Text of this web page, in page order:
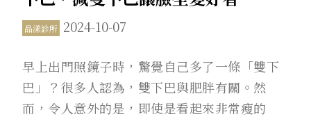
品漾診所 2024-10-07
早上出門照鏡子時，驚覺自己多了一條「雙下
巴」？很多人認為，雙下巴與肥胖有關。然
而，令人意外的是，即使是看起來非常瘦的